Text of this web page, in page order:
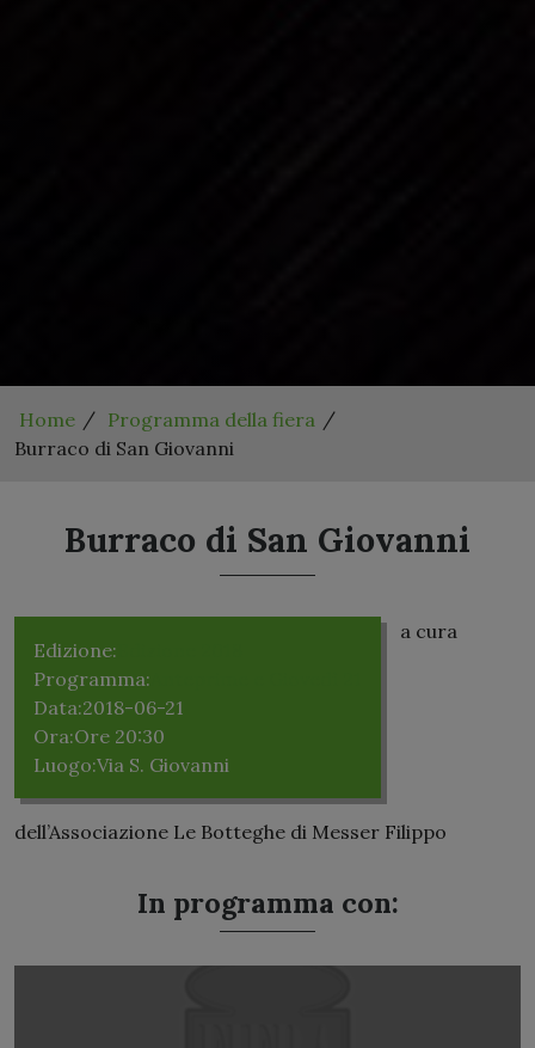
Home
Programma della fiera
Burraco di San Giovanni
Burraco di San Giovanni
Edizione:
Programma:
Data:2018-06-21
Ora:Ore 20:30
Luogo:Via S. Giovanni
a cura
dell’Associazione Le Botteghe di Messer Filippo
In programma con: